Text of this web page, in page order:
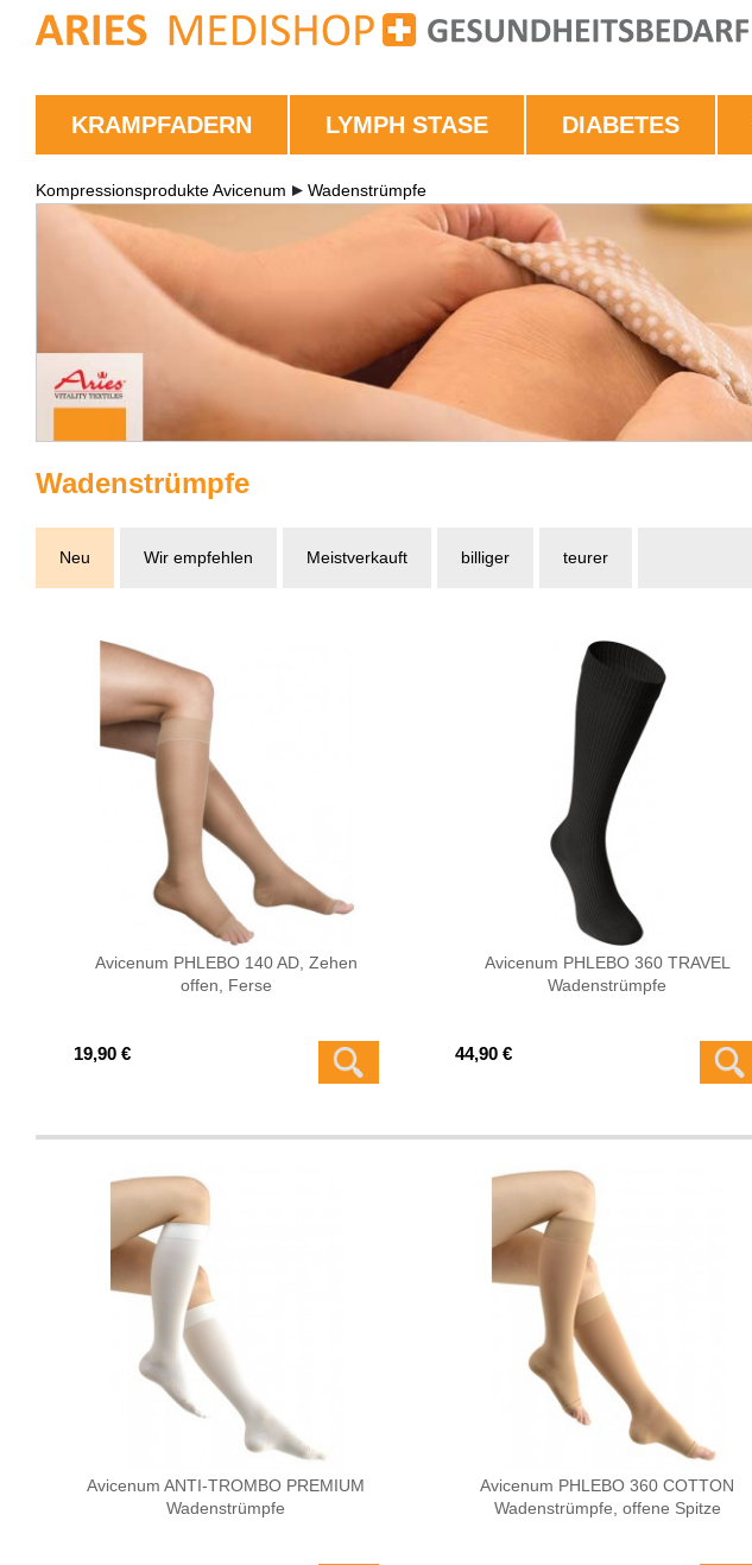
KRAMPFADERN LYMPH STASE DIABETES
Kompressionsprodukte Avicenum Wadenstrümpfe
Wadenstrümpfe
Neu Wir empfehlen Meistverkauft billiger teurer
Avicenum PHLEBO 140 AD, Zehen
offen, Ferse
19,90 €
Avicenum PHLEBO 360 TRAVEL
Wadenstrümpfe
44,90 €
Avicenum ANTI-TROMBO PREMIUM
Wadenstrümpfe
Avicenum PHLEBO 360 COTTON
Wadenstrümpfe, offene Spitze